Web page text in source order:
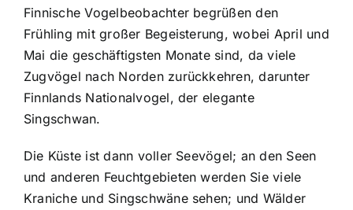
Finnische Vogelbeobachter begrüßen den
Frühling mit großer Begeisterung, wobei April und
Mai die geschäftigsten Monate sind, da viele
Zugvögel nach Norden zurückkehren, darunter
Finnlands Nationalvogel, der elegante
Singschwan.
Die Küste ist dann voller Seevögel; an den Seen
und anderen Feuchtgebieten werden Sie viele
Kraniche und Singschwäne sehen; und Wälder